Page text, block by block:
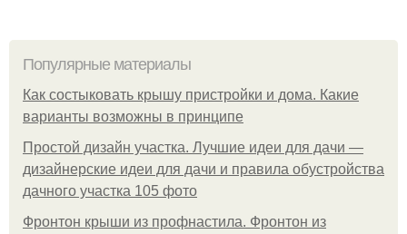
Популярные материалы
Как состыковать крышу пристройки и дома. Какие
варианты возможны в принципе
Простой дизайн участка. Лучшие идеи для дачи —
дизайнерские идеи для дачи и правила обустройства
дачного участка 105 фото
Фронтон крыши из профнастила. Фронтон из